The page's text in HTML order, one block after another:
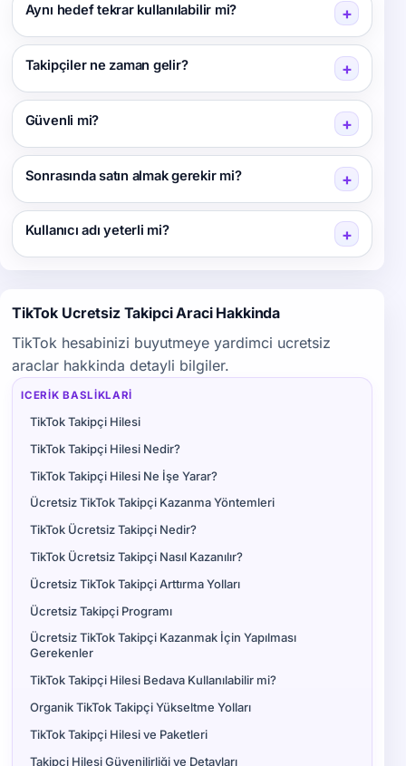
Aynı hedef tekrar kullanılabilir mi? +
Takipçiler ne zaman gelir? +
Güvenli mi? +
Sonrasında satın almak gerekir mi? +
Kullanıcı adı yeterli mi? +
TikTok Ucretsiz Takipci Araci Hakkinda
TikTok hesabinizi buyutmeye yardimci ucretsiz
araclar hakkinda detayli bilgiler.
ICERIK BASLIKLARI
TikTok Takipçi Hilesi
TikTok Takipçi Hilesi Nedir?
TikTok Takipçi Hilesi Ne İşe Yarar?
Ücretsiz TikTok Takipçi Kazanma Yöntemleri
TikTok Ücretsiz Takipçi Nedir?
TikTok Ücretsiz Takipçi Nasıl Kazanılır?
Ücretsiz TikTok Takipçi Arttırma Yolları
Ücretsiz Takipçi Programı
Ücretsiz TikTok Takipçi Kazanmak İçin Yapılması
Gerekenler
TikTok Takipçi Hilesi Bedava Kullanılabilir mi?
Organik TikTok Takipçi Yükseltme Yolları
TikTok Takipçi Hilesi ve Paketleri
Takipçi Hilesi Güvenilirliği ve Detayları